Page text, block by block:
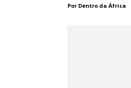
Por Dentro da África -